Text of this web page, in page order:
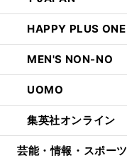
HAPPY PLUS ONE
MEN'S NON-NO
UOMO
集英社オンライン
芸能・情報・スポーツ